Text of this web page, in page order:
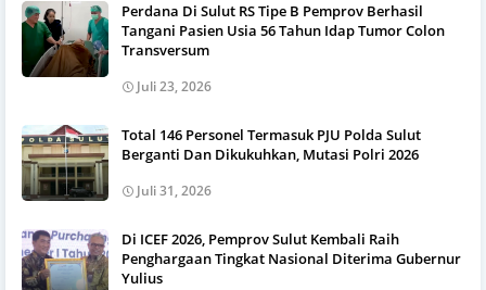
Perdana Di Sulut RS Tipe B Pemprov Berhasil
Tangani Pasien Usia 56 Tahun Idap Tumor Colon
Transversum
Juli 23, 2026
Total 146 Personel Termasuk PJU Polda Sulut
Berganti Dan Dikukuhkan, Mutasi Polri 2026
Juli 31, 2026
Di ICEF 2026, Pemprov Sulut Kembali Raih
Penghargaan Tingkat Nasional Diterima Gubernur
Yulius